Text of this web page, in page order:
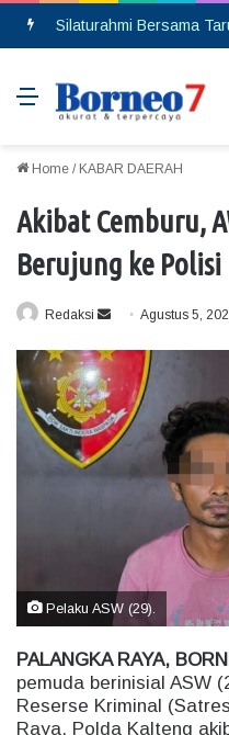
Menu
Home / KABAR DAERAH
Akibat Cemburu,
Berujung ke Polisi
Redaksi
d
a
n
Agustus 5,
Pelaku ASW (29).
PALANGKA RAYA,
pemuda berinisial ASW
Reserse Kriminal
Raya, Polda Kalteng